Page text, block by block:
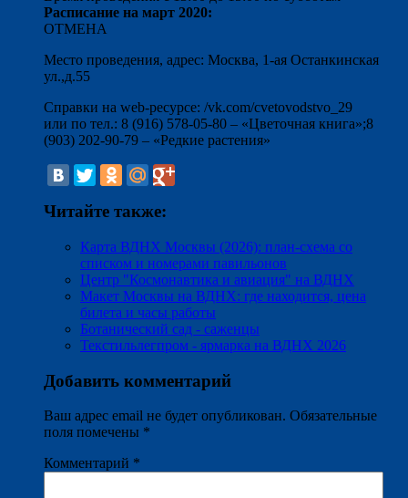
Расписание на март 2020:
ОТМЕНА
Место проведения, адрес: Москва, 1-ая Останкинская
ул.,д.55
Справки на web-ресурсе: /vk.com/cvetovodstvo_29
или по тел.: 8 (916) 578-05-80 – «Цветочная книга»;8
(903) 202-90-79 – «Редкие растения»
Читайте также:
Карта ВДНХ Москвы (2026): план-схема со
списком и номерами павильонов
Центр "Космонавтика и авиация" на ВДНХ
Макет Москвы на ВДНХ: где находится, цена
билета и часы работы
Ботанический сад - саженцы
Текстильлегпром - ярмарка на ВДНХ 2026
Добавить комментарий
Ваш адрес email не будет опубликован. Обязательные
поля помечены *
Комментарий *